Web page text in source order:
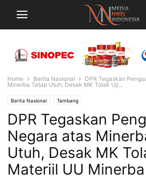
Home Berita Nasional
DPR Tegaskan
Minerba Tetap Utuh, Desak MK Tolak Uji...
Berita Nasional Tambang
DPR Tegaskan
Negara atas
Utuh, Desak MK
Materiil UU Minerba